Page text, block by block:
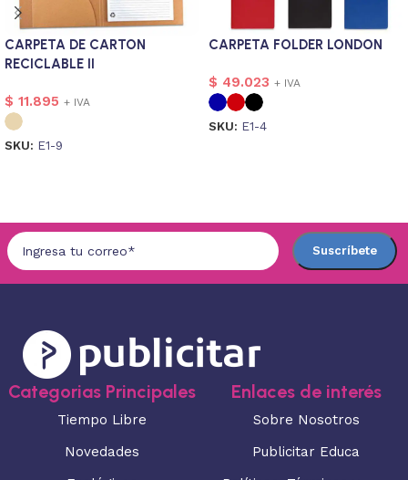
CARPETA DE CARTON
RECICLABLE II
$ 11.895 + IVA
SKU: E1-9
CARPETA FOLDER LONDON
$ 49.023 + IVA
SKU: E1-4
Categorias Principales
Tiempo Libre
Novedades
Enlaces de interés
Sobre Nosotros
Publicitar Educa